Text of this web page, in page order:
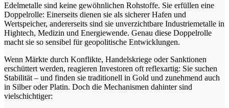
Edelmetalle sind keine gewöhnlichen Rohstoffe. Sie erfüllen eine
Doppelrolle: Einerseits dienen sie als sicherer Hafen und
Wertspeicher, andererseits sind sie unverzichtbare Industriemetalle in
Hightech, Medizin und Energiewende. Genau diese Doppelrolle
macht sie so sensibel für geopolitische Entwicklungen.
Wenn Märkte durch Konflikte, Handelskriege oder Sanktionen
erschüttert werden, reagieren Investoren oft reflexartig: Sie suchen
Stabilität – und finden sie traditionell in Gold und zunehmend auch
in Silber oder Platin. Doch die Mechanismen dahinter sind
vielschichtiger: